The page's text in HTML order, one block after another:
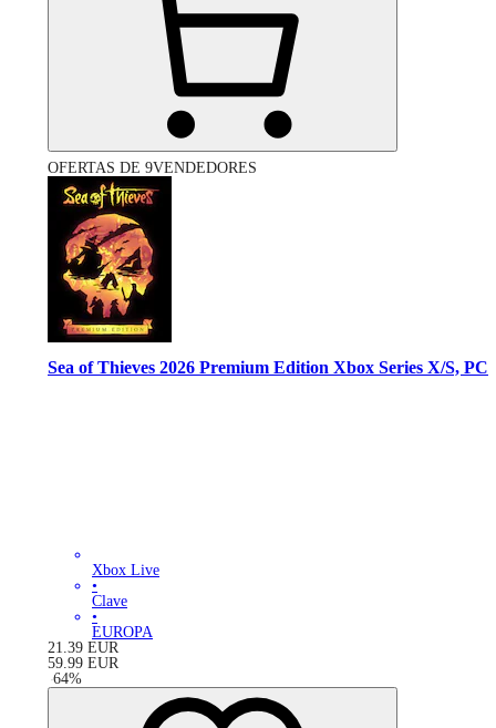
OFERTAS DE 9VENDEDORES
Sea of Thieves 2026 Premium Edition Xbox Series X/S, PC
Xbox Live
•
Clave
•
EUROPA
21.39 EUR
59.99 EUR
-64%